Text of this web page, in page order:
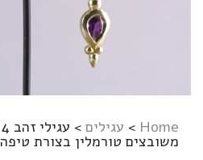
Home
> עגילים >
משובצים טורמלין בצורת טיפה